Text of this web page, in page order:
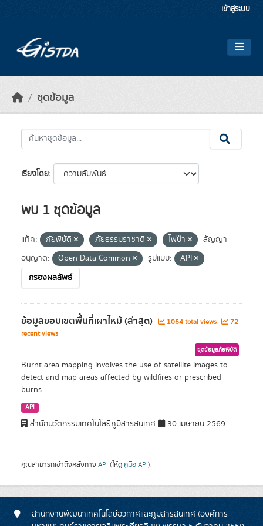
เข้าสู่ระบบ
ชุดข้อมูล
เรียงโดย
พบ 1 ชุดข้อมูล
แท็ค: ภัยพิบัติ ภัยธรรมราชาติ ไฟป่า
สัญญา
อนุญาต:
Open Data Common รูปแบบ:
API
กรองผลลัพธ์
ข้อมูลขอบเขตพื้นที่เผาไหม้ (ล่าสุด) 1064 total views
72
recent views
ชุดข้อมูลภัยพิบัติ
Burnt area mapping involves the use of satellite images to
detect and map areas affected by wildfires or prescribed
burns.
API
สำนักนวัตกรรมเทคโนโลยีภูมิสารสนเทศ 30 เมษายน 2569
คุณสามารถเข้าถึงคลังทาง API (ให้ดู คู่มือ API).
สำนักงานพัฒนาเทคโนโลยีอวกาศและภูมิสารสนเทศ (องค์การ